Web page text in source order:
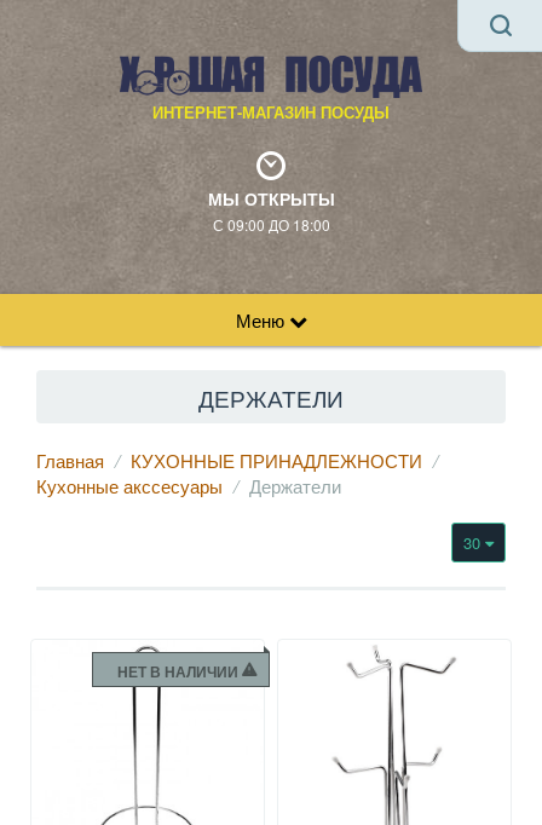
ИНТЕРНЕТ-МАГАЗИН ПОСУДЫ
МЫ ОТКРЫТЫ
С 09:00 ДО 18:00
Меню
ДЕРЖАТЕЛИ
Главная
КУХОННЫЕ ПРИНАДЛЕЖНОСТИ
Кухонные акссесуары
Держатели
30
НЕТ В НАЛИЧИИ